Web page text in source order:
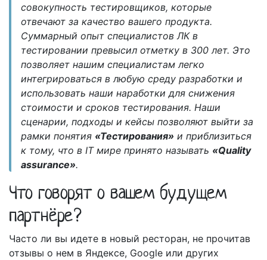
совокупность тестировщиков, которые
отвечают за качество вашего продукта.
Суммарный опыт специалистов ЛК в
тестировании превысил отметку в 300 лет. Это
позволяет нашим специалистам легко
интегрироваться в любую среду разработки и
использовать наши наработки для снижения
стоимости и сроков тестирования. Наши
сценарии, подходы и кейсы позволяют выйти за
рамки понятия «Тестирования» и приблизиться
к тому, что в IT мире принято называть «Quality
assurance».
Что говорят о вашем будущем
партнёре?
Часто ли вы идете в новый ресторан, не прочитав
отзывы о нем в Яндексе, Google или других